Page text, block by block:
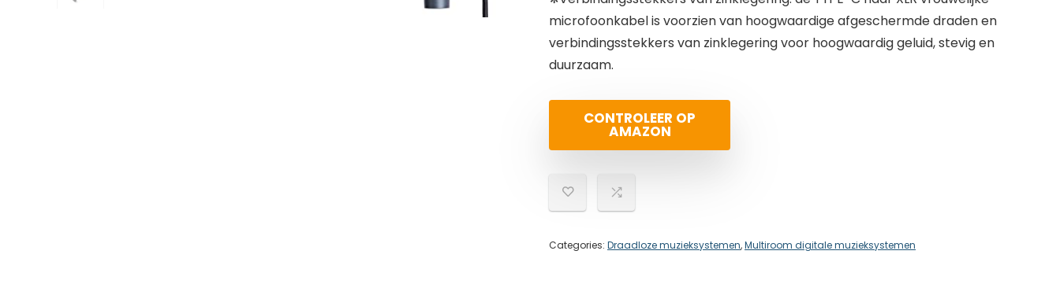
microfoonkabel is voorzien van hoogwaardige afgeschermde draden en
verbindingsstekkers van zinklegering voor hoogwaardig geluid, stevig en
duurzaam.
CONTROLEER OP
AMAZON
Categories: Draadloze muzieksystemen,Multiroom digitale muzieksystemen